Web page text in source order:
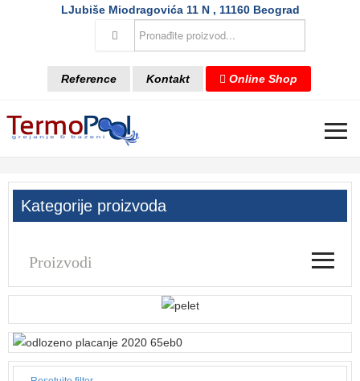
LJubiše Miodragovića 11 N , 11160 Beograd
Reference Kontakt Online Shop
≡
Kategorije proizvoda
Proizvodi ≡